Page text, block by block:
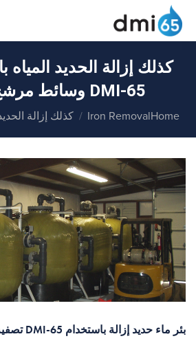
كذلك إزالة الحديد المياه
DMI-65 وسائط مرشح الحبيبية
You are here:
Home
Iron Removal كذلك إزالة
بئر ماء حديد إزالة باستخدام DMI-65 تصفية المتوسطة